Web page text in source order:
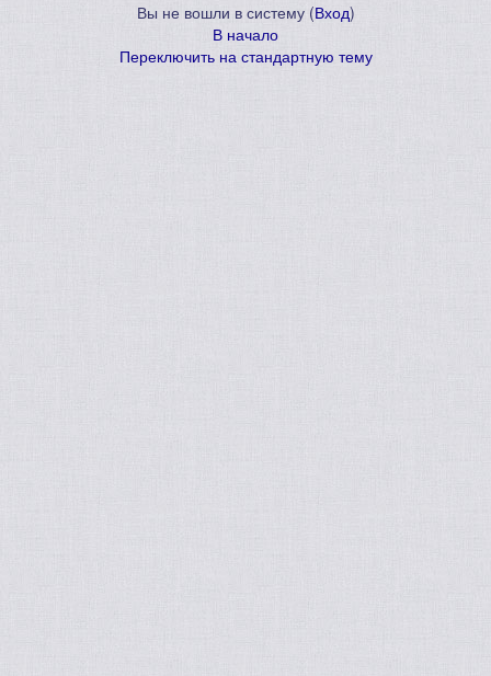
Вы не вошли в систему (Вход)
В начало
Переключить на стандартную тему